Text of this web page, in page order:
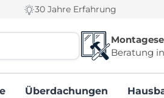
30 Jahre Erfahrung
Beratung
Überdachungen